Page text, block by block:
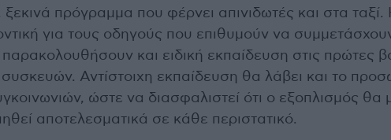
ξεκινά πρόγραμμα που φέρνει απινιδωτές και στα
για τους οδηγούς που επιθυμούν να
και ειδική εκπαίδευση στις πρώτες
Αντίστοιχη εκπαίδευση θα λάβει και το
ώστε να διασφαλιστεί ότι ο εξοπλισμός θα
αποτελεσματικά σε κάθε περιστατικό.